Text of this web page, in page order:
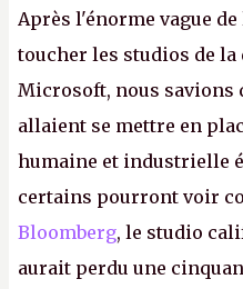
Après l'énorme vague
toucher les studios de la
Microsoft, nous savions
allaient se mettre en
humaine et industrielle
certains pourront voir
Bloomberg, le studio
aurait perdu une